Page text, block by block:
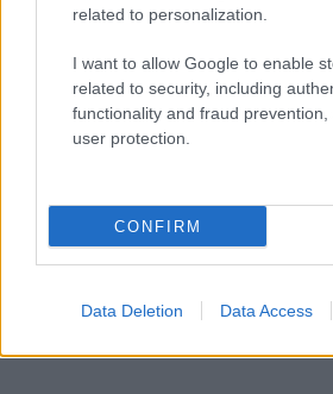
related to personalization.
I want to allow Google to enable
related to security, including
functionality and fraud
user protection.
CONFIRM
Data Deletion Data Access
1956-os forradalom és
A magyar nép 1956-ban már
élt az ÁVH által fenntartott